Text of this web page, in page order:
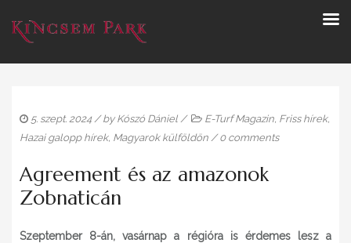
5. szept. 2024 / by Kószó Dániel / E-Turf Magazin, Friss hírek,
Hazai galopp hírek, Magyarok külföldön /0 comments
Agreement és az amazonok
Zobnaticán
Szeptember 8-án, vasárnap a régióra is érdemes lesz a